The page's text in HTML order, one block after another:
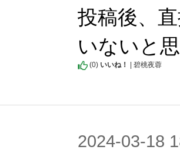
投稿後、
いないと
(0) いいね！ | 碧桃夜蓉
2024-03-18